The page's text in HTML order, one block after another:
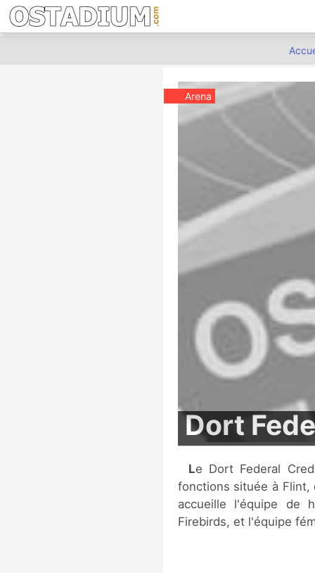
Arena
Dort
Le Dort Federal Credit Union Event Center est une salle multi-
fonctions située à Flint,
accueille l'équipe de
Firebirds, et l'équipe